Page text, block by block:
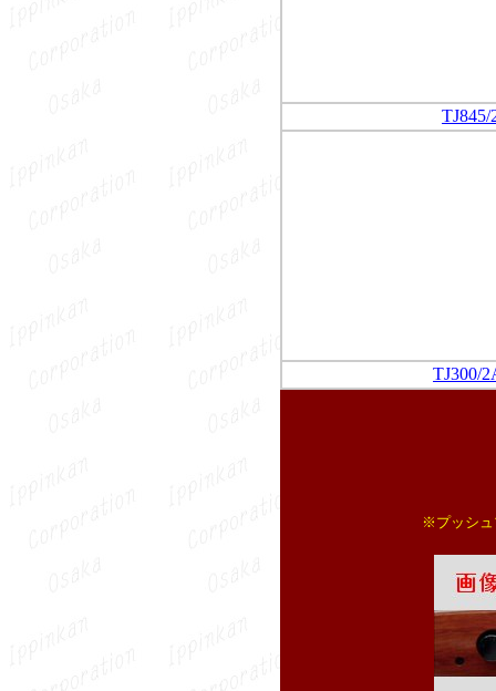
TJ845/
TJ300/
※プッシュ